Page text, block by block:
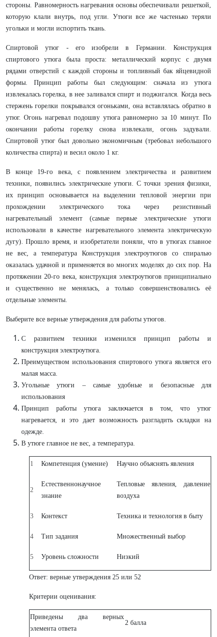
стороны. Равномерность нагревания основы обеспечивали решеткой,
которую клали внутрь, под угли. Утюги все же частенько теряли
угольки и могли испортить ткань.
Спиртовой утюг - его изобрели в Германии. Конструкция
спиртового утюга была проста: металлический корпус с двумя
рядами отверстий с каждой стороны и топливный бак яйцевидной
формы. Принцип работы был следующим: сначала из утюга
извлекалась горелка, в нее заливался спирт и поджигaлся. Когда весь
стержень горелки покрывался огоньками, она вставлялась обратно в
утюг. Огонь нагревал подошву утюга равномерно за 10 минут. По
окончании работы горелку снова извлекали, огонь задували.
Спиртовой утюг был довольно экономичным (требовал небольшого
количества спирта) и весил около 1 кг.
В конце 19-го века, с появлением электричества и развитием
техники, появились электрические утюги. С точки зрения физики,
их принцип основывается на выделении тепловой энергии при
прохождении электрического тока через резистивный
нагревательный элемент (самые первые электрические утюги
использовали в качестве нагревательного элемента электрическую
дугу). Прошло время, и изобретатели поняли, что в утюгах главное
не вес, а температура Конструкция электроутюгов со спиралью
оказалась удачной и применяется во многих моделях до сих пор. На
протяжении 20-го века, конструкция электроутюгов принципиально
и существенно не менялась, а только совершенствовались её
отдельные элементы.
Выберите все верные утверждения для работы утюгов.
С развитием техники изменился принцип работы и
конструкция электроутюга.
Преимуществом использования спиртового утюга является его
малая масса.
Угольные утюги – самые удобные и безопасные для
использования
Принцип работы утюга заключается в том, что утюг
нагревается, и это дает возможность разгладить складки на
одежде.
В утюге главное не вес, а температура.
1 Компетенция (умение) Научно объяснять явления
2
Естественнонаучное
знание
Тепловые явления, давление
воздуха
3 Контекст Техника и технология в быту
4 Тип задания Множественный выбор
5 Уровень сложности Низкий
Ответ: верные утверждения 25 или 52
Критерии оценивания:
Приведены два верных
элемента ответа
2 балла